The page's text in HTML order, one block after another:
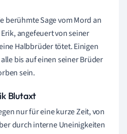
berühmte Sage vom Mord an
angefeuert von seiner
Halbbrüder tötet. Einigen
bis auf einen seiner Brüder
sein.
Blutaxt
nur für eine kurze Zeit, von
durch interne Uneinigkeiten